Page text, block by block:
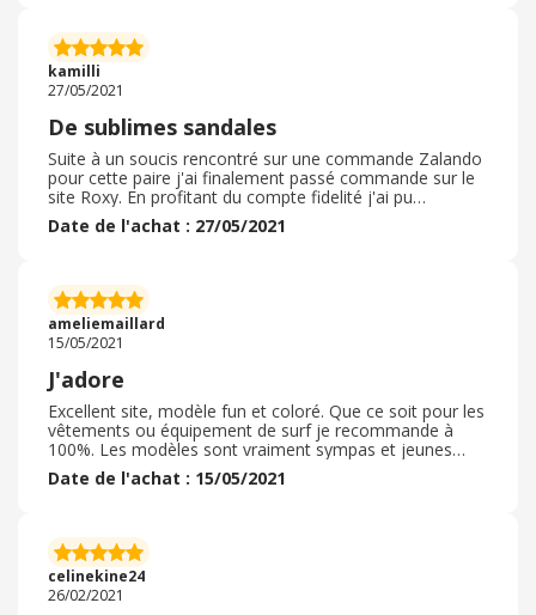
était ravie, nous regardons déjà pour profiter du bon
plan -25% supplémentaires sur la braderie été ( bons
plans actuels) .
kamilli
27/05/2021
De sublimes sandales
Suite à un soucis rencontré sur une commande Zalando
pour cette paire j'ai finalement passé commande sur le
site Roxy. En profitant du compte fidelité j'ai pu
bénéficier d'une réduction supplémentaire en plus du
cashback donc génial. Réception assez rapide et colis
agréable et le programme de fidélité permet de
bénéficier de nombreuses promo ce qui est très
intéressant. Je recommande ce site.
Date de l'achat : 27/05/2021
ameliemaillard
15/05/2021
J'adore
Excellent site, modèle fun et coloré. Que ce soit pour les
vêtements ou équipement de surf je recommande à
100%. Les modèles sont vraiment sympas et jeunes
tout en restant "habillés". On y trouve à la fois du
beachwear mais aussi des chemise et robes plus
donnent envie. Le site est vraiment complet et permet
de trouver des articles de bonnes qualité pour un budget
moyen de quoi faire de jolis cadeaux en toute saison
notamment pour les sportifs. J'adore, très bon shop
Date de l'achat : 15/05/2021
celinekine24
26/02/2021